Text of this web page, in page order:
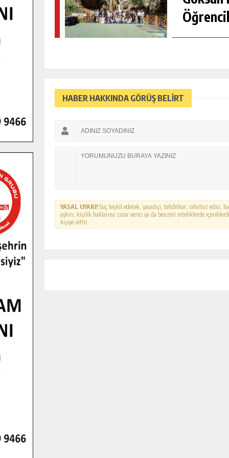
HABER HAKKINDA GÖRÜŞ BELİRT
YASAL UYARI! Suç teşkil edecek, yasadışı, tehditkar, rahatsız edici,
aykırı, kişilik haklarına zarar verici ya da benzeri niteliklerde
kişiye aittir.